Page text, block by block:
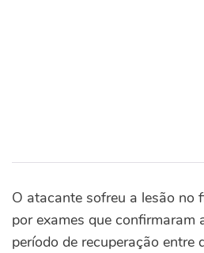
O atacante sofreu a lesão no
por exames que confirmaram
período de recuperação entre